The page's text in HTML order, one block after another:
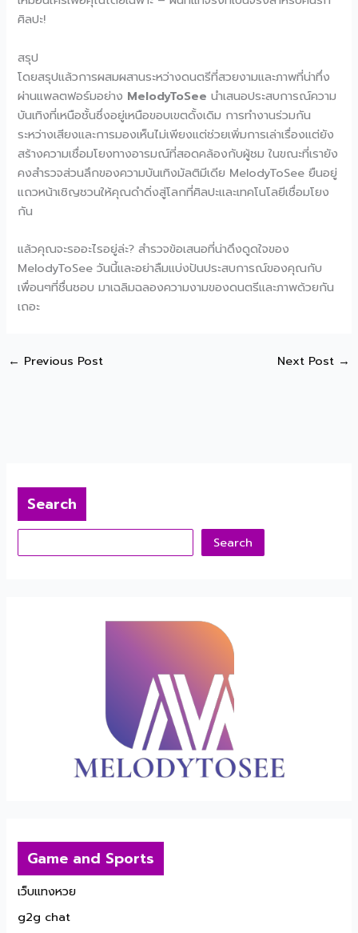
ศิลปะ!
สรุป
โดยสรุปแล้วการผสมผสานระหว่างดนตรีที่สวยงามและภาพที่น่าทึ่ง
ผ่านแพลตฟอร์มอย่าง MelodyToSee นำเสนอประสบการณ์ความ
บันเทิงที่เหนือชั้นซึ่งอยู่เหนือขอบเขตดั้งเดิม การทำงานร่วมกัน
ระหว่างเสียงและการมองเห็นไม่เพียงแต่ช่วยเพิ่มการเล่าเรื่องแต่ยัง
สร้างความเชื่อมโยงทางอารมณ์ที่สอดคล้องกับผู้ชม ในขณะที่เรายัง
คงสำรวจส่วนลึกของความบันเทิงมัลติมีเดีย MelodyToSee ยืนอยู่
แถวหน้าเชิญชวนให้คุณดำดิ่งสู่โลกที่ศิลปะและเทคโนโลยีเชื่อมโยง
กัน
แล้วคุณจะรออะไรอยู่ล่ะ? สำรวจข้อเสนอที่น่าดึงดูดใจของ
MelodyToSee วันนี้และอย่าลืมแบ่งปันประสบการณ์ของคุณกับ
เพื่อนๆที่ชื่นชอบ มาเฉลิมฉลองความงามของดนตรีและภาพด้วยกัน
เถอะ
← Previous Post Next Post →
Search
Search
Game and Sports
เว็บแทงหวย
g2g chat